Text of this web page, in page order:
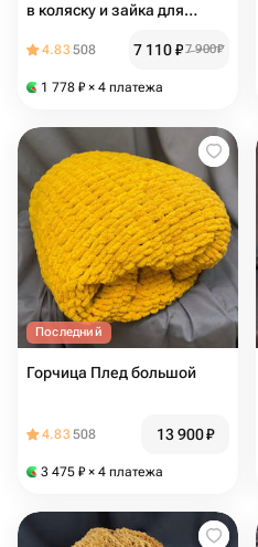
в коляску и зайка для
4.83508 7 110₽7 900₽
1 778 ₽ × 4 платежа
Последний
Горчица Плед большой
4.83508 13 900₽
3 475 ₽ × 4 платежа